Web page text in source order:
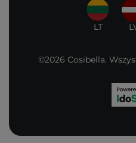
LT
©2026 Cosibella.